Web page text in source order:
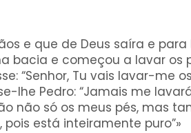
e que de Deus saíra e
bacia e começou a lavar
“Senhor, Tu vais lavar-me
lhe Pedro: “Jamais me
não só os meus pés, mas
está inteiramente puro”»